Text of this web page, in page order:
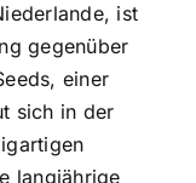
ist
gegenüber
einer
sich in der
langjährige